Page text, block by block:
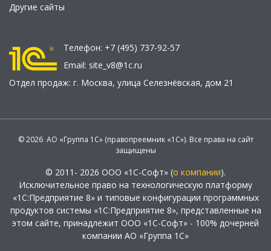
Другие сайты
Телефон: +7 (495) 737-92-57
Email: site_v8@1c.ru
Отдел продаж: г. Москва, улица Селезнёвская, дом 21
© 2026 АО «Группа 1С» (правопреемник «1С»). Все права на сайт
защищены
© 2011- 2026 ООО «1С-Софт» (о компании).
Исключительное право на технологическую платформу
«1С:Предприятие 8» и типовые конфигурации программных
продуктов системы «1С:Предприятие 8», представленные на
этом сайте, принадлежит ООО «1С-Софт» - 100% дочерней
компании АО «Группа 1С»